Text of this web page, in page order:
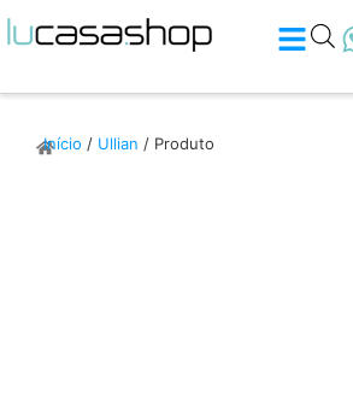
Início / Ullian / Produto